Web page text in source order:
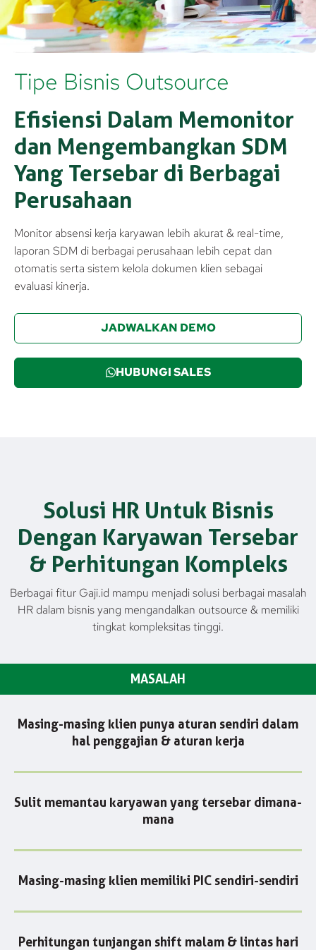
Tipe Bisnis Outsource
Efisiensi Dalam Memonitor
dan Mengembangkan SDM
Yang Tersebar di Berbagai
Perusahaan
Monitor absensi kerja karyawan lebih akurat & real-time,
laporan SDM di berbagai perusahaan lebih cepat dan
otomatis serta sistem kelola dokumen klien sebagai
evaluasi kinerja.
JADWALKAN DEMO
HUBUNGI SALES
Solusi HR Untuk Bisnis
Dengan Karyawan Tersebar
& Perhitungan Kompleks
Berbagai fitur Gaji.id mampu menjadi solusi berbagai masalah
HR dalam bisnis yang mengandalkan outsource & memiliki
tingkat kompleksitas tinggi.
MASALAH
Masing-masing klien punya aturan sendiri dalam
hal penggajian & aturan kerja
Sulit memantau karyawan yang tersebar dimana-
mana
Masing-masing klien memiliki PIC sendiri-sendiri
Perhitungan tunjangan shift malam & lintas hari